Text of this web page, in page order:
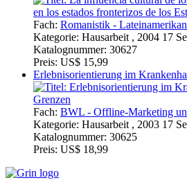
Kategorie:Hausarbeit , 2004 17
Katalognummer:30627
Preis:US$ 15,99
Erlebnisorientierung im
Fach:BWL - Offline-Marketing
Kategorie:Hausarbeit , 2003 17
Katalognummer:
Preis: US$ 18,99
Versand